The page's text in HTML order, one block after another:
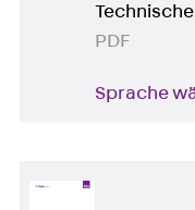
PDF
Sprache